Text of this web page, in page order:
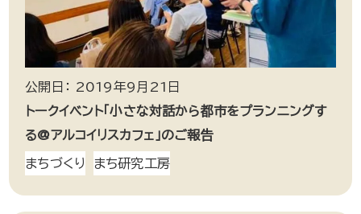
公開日： 2019年9月21日
トークイベント「小さな対話から都市をプランニングす
る@アルコイリスカフェ」のご報告
まちづくり まち研究工房